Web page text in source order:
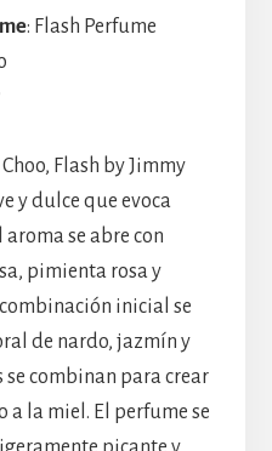
: Flash Perfume
Flash by Jimmy
y dulce que evoca
se abre con
pimienta rosa y
inicial se
de nardo, jazmín y
se combinan para crear
a la miel. El perfume se